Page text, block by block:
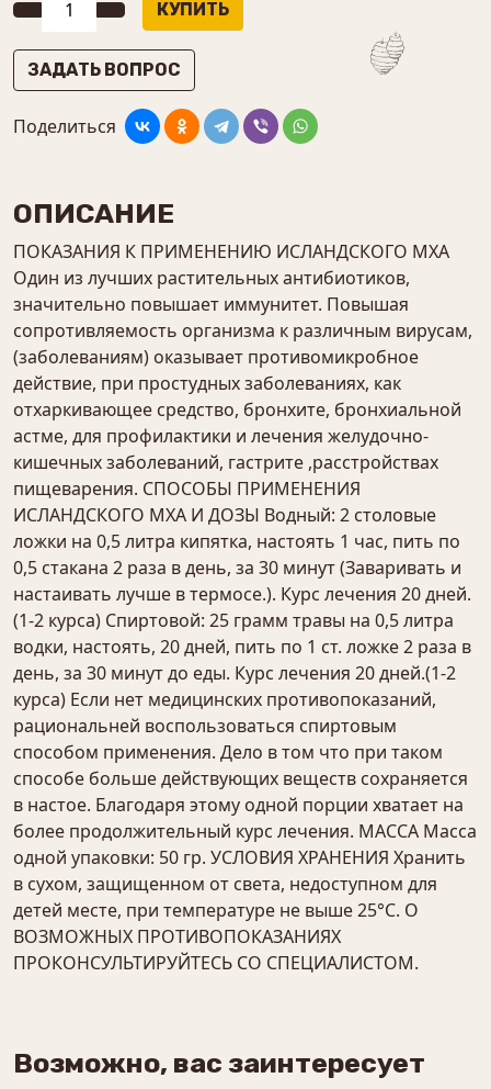
ЗАДАТЬ ВОПРОС
Поделиться
ОПИСАНИЕ
ПОКАЗАНИЯ К ПРИМЕНЕНИЮ ИСЛАНДСКОГО МХА
Один из лучших растительных антибиотиков,
значительно повышает иммунитет. Повышая
сопротивляемость организма к различным вирусам,
(заболеваниям) оказывает противомикробное
действие, при простудных заболеваниях, как
отхаркивающее средство, бронхите, бронхиальной
астме, для профилактики и лечения желудочно-
кишечных заболеваний, гастрите ,расстройствах
пищеварения. СПОСОБЫ ПРИМЕНЕНИЯ
ИСЛАНДСКОГО МХА И ДОЗЫ Водный: 2 столовые
ложки на 0,5 литра кипятка, настоять 1 час, пить по
0,5 стакана 2 раза в день, за 30 минут (Заваривать и
настаивать лучше в термосе.). Курс лечения 20 дней.
(1-2 курса) Спиртовой: 25 грамм травы на 0,5 литра
водки, настоять, 20 дней, пить по 1 ст. ложке 2 раза в
день, за 30 минут до еды. Курс лечения 20 дней.(1-2
курса) Если нет медицинских противопоказаний,
рациональней воспользоваться спиртовым
способом применения. Дело в том что при таком
способе больше действующих веществ сохраняется
в настое. Благодаря этому одной порции хватает на
более продолжительный курс лечения. МАССА Масса
одной упаковки: 50 гр. УСЛОВИЯ ХРАНЕНИЯ Хранить
в сухом, защищенном от света, недоступном для
детей месте, при температуре не выше 25°С. О
ВОЗМОЖНЫХ ПРОТИВОПОКАЗАНИЯХ
ПРОКОНСУЛЬТИРУЙТЕСЬ СО СПЕЦИАЛИСТОМ.
Возможно, вас заинтересует